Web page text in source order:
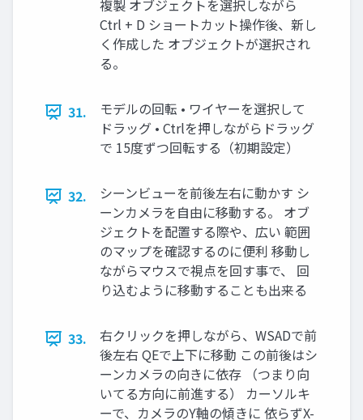
複製 オブジェクトを選択しながら
Ctrl + D ショートカット操作後、新し
く作成した オブジェクトが選択され
る。
31.
モデルの回転 • ワイヤーを選択して
ドラッグ • Ctrlを押しながらドラッグ
で 15度ずつ回転する（初期設定）
32.
シーンビューを前後左右に動かす シ
ーンカメラを⾃由に移動する。 オブ
ジェクトを配置する際や、広い 範囲
のマップを確認するのに便利 移動し
ながらマウスで視点を回す事で、 回
り込むように移動することも出来る
33.
右クリックを押しながら、WSADで前
後左右 QEで上下に移動 この前後はシ
ーンカメラの向きに依存 （つまり向
いてる⽅向に前進する） カーソルキ
ーで、カメラのY軸の傾きに 依らずX-